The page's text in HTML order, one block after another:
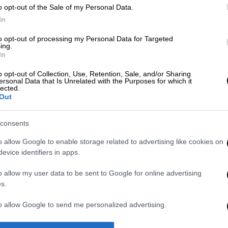
opt-out of the Sale of my Personal Data.
opt-out of processing my Personal Data for Targeted
opt-out of Collection, Use, Retention, Sale, and/or Sharing
Data that Is Unrelated with the Purposes for which it
allow Google to enable storage related to advertising like cookies on
identifiers in apps.
allow my user data to be sent to Google for online advertising
allow Google to send me personalized advertising.
το ΕΘΝΟΣ στη Google
Στον
Συνήθως το τοποθετούσαν στην κουζίνα.
αναφέρει ότι η λέξη προέρχεται από
Αθανάσιος Ασιατίδης θεωρεί ότι
sagum.
ξέρει στο βίντεο του